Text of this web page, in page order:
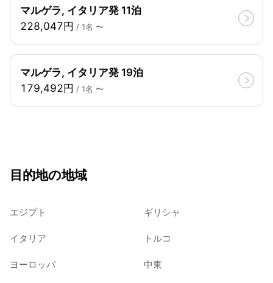
マルゲラ, イタリア発 11泊
228,047円 / 1名 〜
マルゲラ, イタリア発 19泊
179,492円 / 1名 〜
目的地の地域
エジプト ギリシャ
イタリア トルコ
ヨーロッパ 中東